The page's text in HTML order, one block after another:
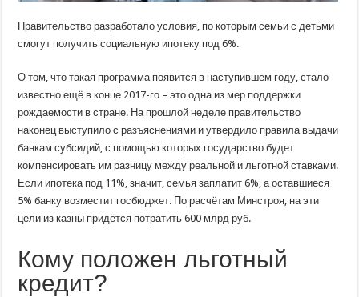
Правительство разработало условия, по которым семьи с детьми
смогут получить социальную ипотеку под 6%.
О том, что такая программа появится в наступившем году, стало
известно ещё в конце 2017-го – это одна из мер поддержки
рождаемости в стране. На прошлой неделе правительство
наконец выступило с разъяснениями и утвердило правила выдачи
банкам субсидий, с помощью которых государство будет
компенсировать им разницу между реальной и льготной ставками.
Если ипотека под 11%, значит, семья заплатит 6%, а оставшиеся
5% банку возместит госбюджет. По расчётам Минстроя, на эти
цели из казны придётся потратить 600 млрд руб.
Кому положен льготный
кредит?